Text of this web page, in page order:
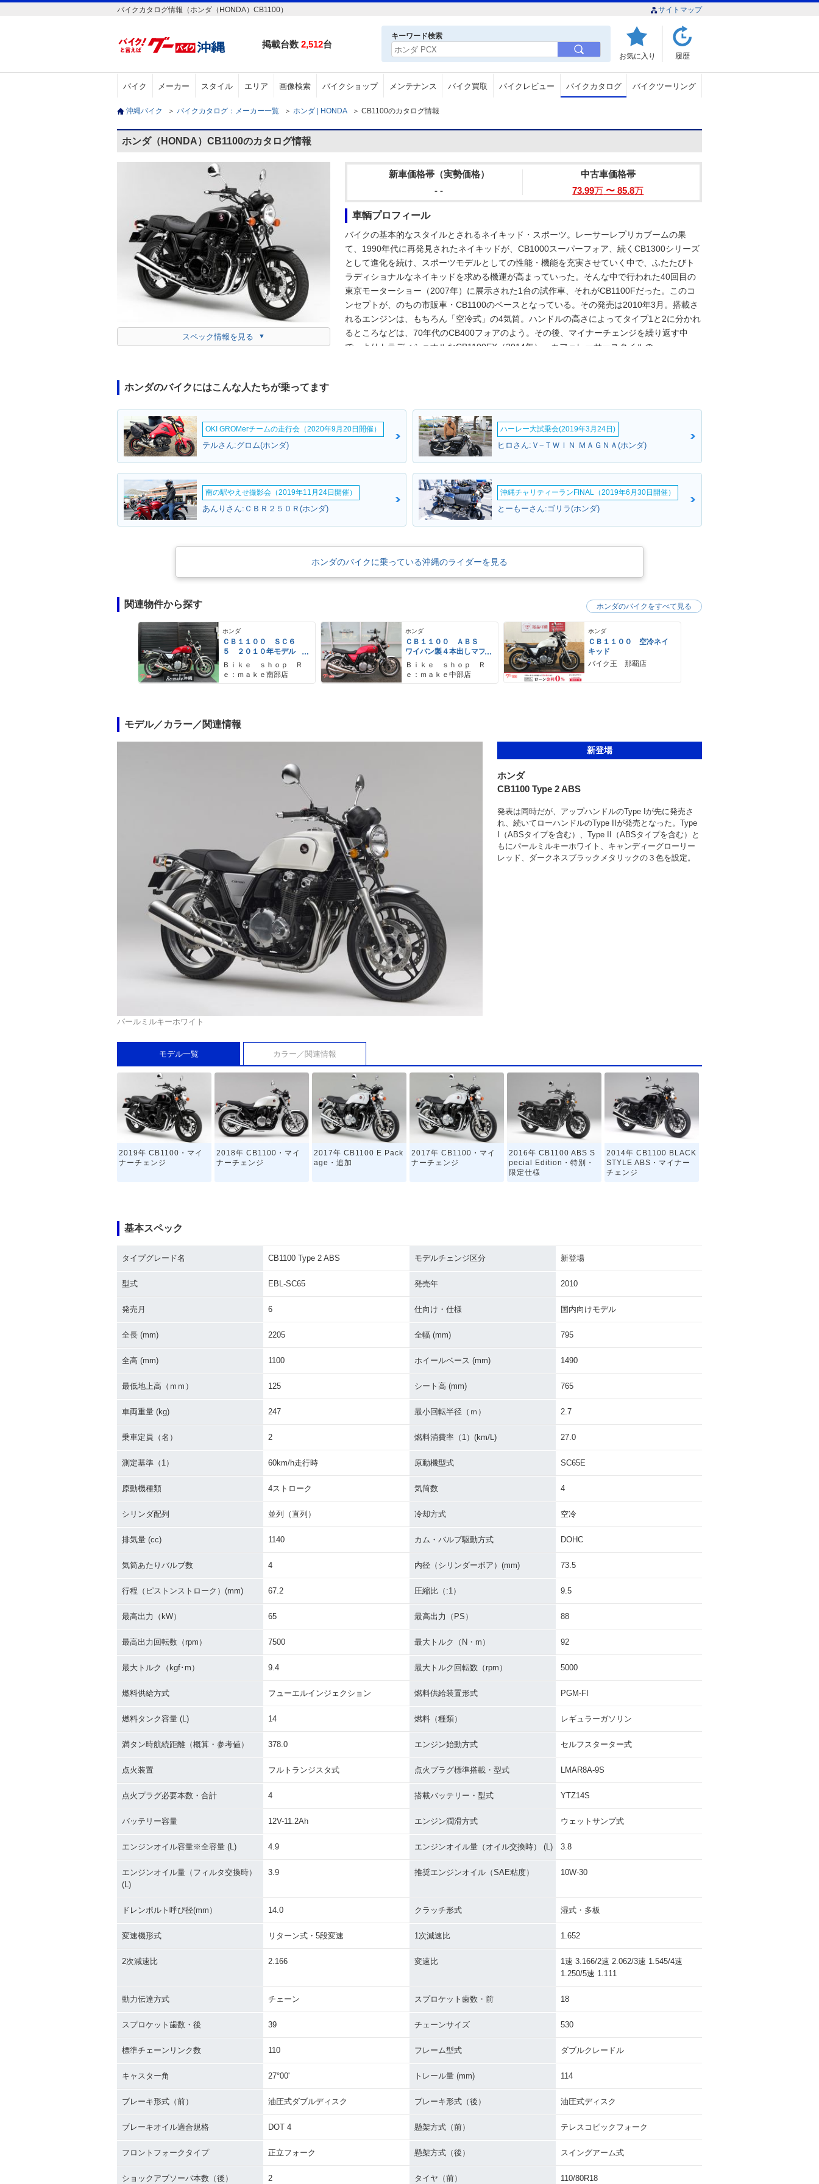
バイクカタログ情報（ホンダ（HONDA）CB1100） サイトマップ
掲載台数 2,512台
キーワード検索
お気に入り 履歴
バイク メーカー スタイル エリア 画像検索 バイクショップ メンテナンス バイク買取 バイクレビュー バイクカタログ バイクツーリング
沖縄バイク ＞ バイクカタログ：メーカー一覧 ＞ ホンダ | HONDA ＞ CB1100のカタログ情報
ホンダ（HONDA）CB1100のカタログ情報
スペック情報を見る
新車価格帯（実勢価格）
- -
中古車価格帯
73.99万 〜 85.8万
車輌プロフィール
バイクの基本的なスタイルとされるネイキッド・スポーツ。レーサーレプリカブームの果
て、1990年代に再発見されたネイキッドが、CB1000スーパーフォア、続くCB1300シリーズ
として進化を続け、スポーツモデルとしての性能・機能を充実させていく中で、ふたたびト
ラディショナルなネイキッドを求める機運が高まっていった。そんな中で行われた40回目の
東京モーターショー（2007年）に展示された1台の試作車、それがCB1100Fだった。このコ
ンセプトが、のちの市販車・CB1100のベースとなっている。その発売は2010年3月。搭載さ
れるエンジンは、もちろん「空冷式」の4気筒。ハンドルの高さによってタイプ1と2に分かれ
るところなどは、70年代のCB400フォアのよう。その後、マイナーチェンジを繰り返す中
で、よりトラディショナルなCB1100EX（2014年）、カフェレーサースタイルの
ルエディションと、同年11月発売のCB1100EXファイナルエディションを以て、CB1100・シ
リーズのモデルヒストリーに幕が下りた。CB1100に最終仕様は設定されなかった。
ホンダのバイクにはこんな人たちが乗ってます
OKI GROMerチームの走行会（2020年9月20日開催）
テルさん:グロム(ホンダ)
ハーレー大試乗会(2019年3月24日)
ヒロさん:Ｖ−ＴＷＩＮ ＭＡＧＮＡ(ホンダ)
南の駅やえせ撮影会（2019年11月24日開催）
あんりさん:ＣＢＲ２５０Ｒ(ホンダ)
沖縄チャリティーランFINAL（2019年6月30日開催）
とーもーさん:ゴリラ(ホンダ)
ホンダのバイクに乗っている沖縄のライダーを見る
関連物件から探す
ホンダ
ＣＢ１１００ ＳＣ６
５ ２０１０年モデル
モリワキショート管 エ
ンジンガード ＥＴＣ車
載器 キャンディーグロ
Ｂｉｋｅ ｓｈｏｐ Ｒ
ｅ：ｍａｋｅ南部店
ホンダ
ＣＢ１１００ ＡＢＳ
ワイバン製４本出しマフ
ラー エンジンガード
ＣＢ７５０Ｋ仕様シー
ト アップハン
Ｂｉｋｅ ｓｈｏｐ Ｒ
ｅ：ｍａｋｅ中部店
ホンダ
ＣＢ１１００ 空冷ネイ
キッド
バイク王 那覇店
ホンダのバイクをすべて見る
モデル／カラー／関連情報
パールミルキーホワイト
新登場
ホンダ
CB1100 Type 2 ABS
発表は同時だが、アップハンドルのType Iが先に発売さ
れ、続いてローハンドルのType IIが発売となった。Type
I（ABSタイプを含む）、Type II（ABSタイプを含む）と
もにパールミルキーホワイト、キャンディーグローリー
レッド、ダークネスブラックメタリックの３色を設定。
モデル一覧 カラー／関連情報
2019年 CB1100・マイ
ナーチェンジ
2018年 CB1100・マイ
ナーチェンジ
2017年 CB1100 E Pack
age・追加
2017年 CB1100・マイ
ナーチェンジ
2016年 CB1100 ABS S
pecial Edition・特別・
限定仕様
2014年 CB1100 BLACK
STYLE ABS・マイナー
チェンジ
STYLE・マイナーチェン
マイナーチェンジ
STYLE ABS・追加
2012年 CB1100・マイ
特別・限定仕様
2010年 CB1100 Type
2009年 CB1100
2007年 CB1100F Conc
基本スペック
タイプグレード名 CB1100 Type 2 ABS モデルチェンジ区分 新登場
型式 EBL-SC65 発売年 2010
発売月 6 仕向け・仕様 国内向けモデル
全長 (mm) 2205 全幅 (mm) 795
全高 (mm) 1100 ホイールベース (mm) 1490
最低地上高（ｍｍ） 125 シート高 (mm) 765
車両重量 (kg) 247 最小回転半径（ｍ） 2.7
乗車定員（名） 2 燃料消費率（1）(km/L) 27.0
測定基準（1） 60km/h走行時 原動機型式 SC65E
原動機種類 4ストローク 気筒数 4
シリンダ配列 並列（直列） 冷却方式 空冷
排気量 (cc) 1140 カム・バルブ駆動方式 DOHC
気筒あたりバルブ数 4 内径（シリンダーボア）(mm) 73.5
行程（ピストンストローク）(mm) 67.2 圧縮比（:1） 9.5
最高出力（kW） 65 最高出力（PS） 88
最高出力回転数（rpm） 7500 最大トルク（N・m） 92
最大トルク（kgf･m） 9.4 最大トルク回転数（rpm） 5000
燃料供給方式 フューエルインジェクション 燃料供給装置形式 PGM-FI
燃料タンク容量 (L) 14 燃料（種類） レギュラーガソリン
満タン時航続距離（概算・参考値） 378.0 エンジン始動方式 セルフスターター式
点火装置 フルトランジスタ式 点火プラグ標準搭載・型式 LMAR8A-9S
点火プラグ必要本数・合計 4 搭載バッテリー・型式 YTZ14S
バッテリー容量 12V-11.2Ah エンジン潤滑方式 ウェットサンプ式
エンジンオイル容量※全容量 (L) 4.9 エンジンオイル量（オイル交換時） (L) 3.8
エンジンオイル量（フィルタ交換時）
(L)
3.9 推奨エンジンオイル（SAE粘度） 10W-30
ドレンボルト呼び径(mm） 14.0 クラッチ形式 湿式・多板
変速機形式 リターン式・5段変速 1次減速比 1.652
2次減速比 2.166 変速比
1速 3.166/2速 2.062/3速 1.545/4速
1.250/5速 1.111
動力伝達方式 チェーン スプロケット歯数・前 18
スプロケット歯数・後 39 チェーンサイズ 530
標準チェーンリンク数 110 フレーム型式 ダブルクレードル
キャスター角 27°00' トレール量 (mm) 114
ブレーキ形式（前） 油圧式ダブルディスク ブレーキ形式（後） 油圧式ディスク
ブレーキオイル適合規格 DOT 4 懸架方式（前） テレスコピックフォーク
フロントフォークタイプ 正立フォーク 懸架方式（後） スイングアーム式
ショックアブソーバ本数（後） 2 タイヤ（前） 110/80R18